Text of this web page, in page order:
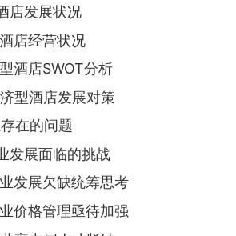
店发展状况
店经营状况
酒店SWOT分析
型酒店发展对策
在的问题
发展面临的挑战
发展欠缺统筹思考
价格管理亟待加强